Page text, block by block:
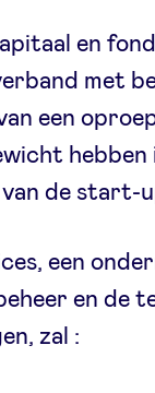
en
met
een
de start-
een
en de
zal :